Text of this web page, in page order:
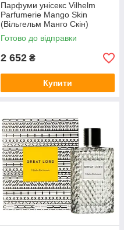
Парфуми унісекс Vilhelm
Parfumerie Mango Skin
(Вільгельм Манго Скін)
Парфумована вода 100 ml/
мл
Готово до відправки
2 652 ₴
Купити